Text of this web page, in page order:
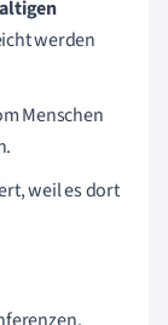
werden
Menschen
weil es dort